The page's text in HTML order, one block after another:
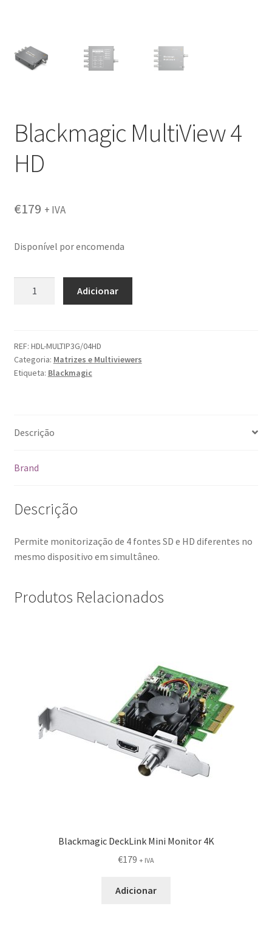
Blackmagic MultiView 4
HD
€179 + IVA
Disponível por encomenda
4
HD
Adicionar
REF: HDL-MULTIP3G/04HD
Categoria: Matrizes e Multiviewers
Etiqueta: Blackmagic
Descrição
Brand
Descrição
Permite monitorização de 4 fontes SD e HD diferentes no
mesmo dispositivo em simultâneo.
Produtos Relacionados
Blackmagic DeckLink Mini Monitor 4K
€179 + IVA
Adicionar